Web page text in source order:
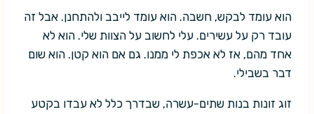
הוא עומד לבקש, חשבה. הוא עומד לייבב ולהתחנן. אבל זה
עובד רק על עשירים. עלי לחשוב על הצוות שלי. הוא לא
אחד מהם, אז לא אכפת לי ממנו. גם אם הוא קטן. הוא שום
דבר בשבילי.
זוג זונות בנות שתים-עשרה, שבדרך כלל לא עבדו בקטע